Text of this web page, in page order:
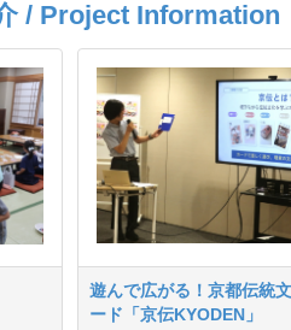
/ Project Information
遊んで広がる！京都伝統
ード「京伝KYODEN」